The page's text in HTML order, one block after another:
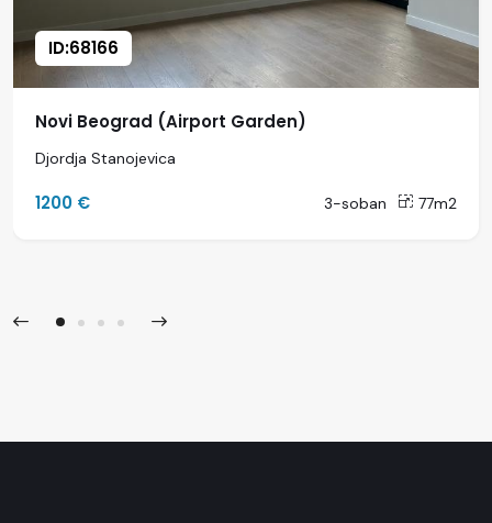
ID:68166
Novi Beograd (Airport Garden)
Djordja Stanojevica
1200 € 3-soban 77m2